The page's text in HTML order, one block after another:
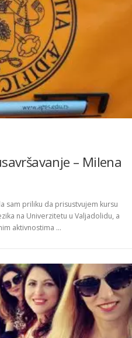
– Milena
sam priliku da prisustvujem kursu
na Univerzitetu u Valjadolidu, a
aktivnostima …